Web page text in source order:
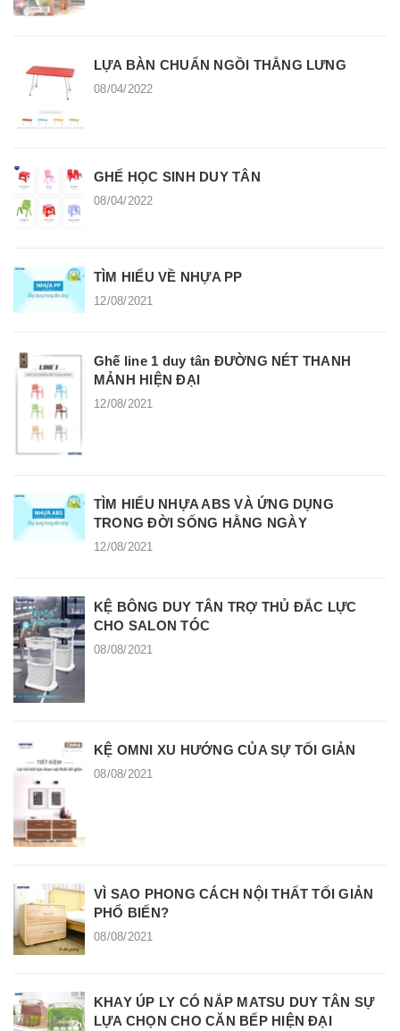
LỰA BÀN CHUẨN NGỒI THẲNG LƯNG
08/04/2022
GHẾ HỌC SINH DUY TÂN
08/04/2022
TÌM HIỂU VỀ NHỰA PP
12/08/2021
Ghế line 1 duy tân ĐƯỜNG NÉT THANH
MẢNH HIỆN ĐẠI
12/08/2021
TÌM HIỂU NHỰA ABS VÀ ỨNG DỤNG
TRONG ĐỜI SỐNG HẰNG NGÀY
12/08/2021
KỆ BÔNG DUY TÂN TRỢ THỦ ĐẮC LỰC
CHO SALON TÓC
08/08/2021
KỆ OMNI XU HƯỚNG CỦA SỰ TỐI GIẢN
08/08/2021
VÌ SAO PHONG CÁCH NỘI THẤT TỐI GIẢN
PHỔ BIẾN?
08/08/2021
KHAY ÚP LY CÓ NẮP MATSU DUY TÂN SỰ
LỰA CHỌN CHO CĂN BẾP HIỆN ĐẠI